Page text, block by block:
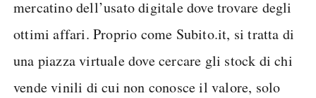
mercatino dell’usato digitale dove trovare degli
ottimi affari. Proprio come Subito.it, si tratta di
una piazza virtuale dove cercare gli stock di chi
vende vinili di cui non conosce il valore, solo